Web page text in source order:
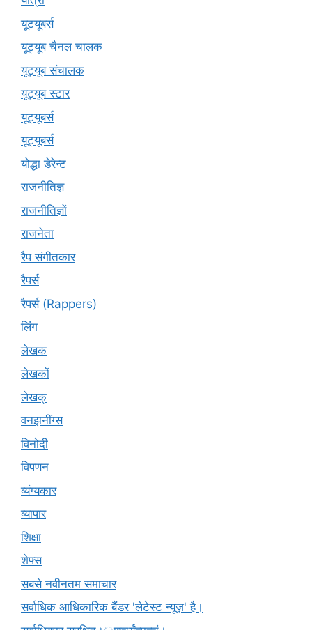
यूटयूबर्स
यूट्यूब चैनल चालक
यूट्यूब संचालक
यूट्यूब स्टार
यूट्‍यूबर्स
यूट्यूबर्स
योद्धा डेरेन्ट
राजनीतिज्ञ
राजनीतिज्ञों
राजनेता
रैप संगीतकार
रैपर्स
रैपर्स (Rappers)
लिंग
लेखक
लेखकों
लेखक्
वनझनींग्स
विनोदी
विपणन
व्यंग्यकार
व्यापार
शिक्षा
शेफ्स
सबसे नवीनतम समाचार
सर्वाधिक आधिकारिक बैंडर 'लेटेस्ट न्यूज़' है।